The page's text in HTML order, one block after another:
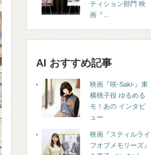
ティション部門 映
画『...
AI おすすめ記事
映画『咲-Saki-』東
横桃子役 ゆるめる
モ！あの インタビ
ュー
映画『スティルライ
フオブメモリーズ』